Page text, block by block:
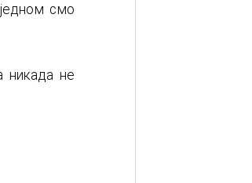
смо
никада не